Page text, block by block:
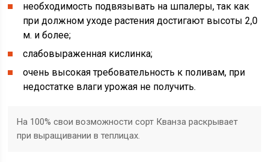
необходимость подвязывать на шпалеры, так как
при должном уходе растения достигают высоты 2,0
м. и более;
слабовыраженная кислинка;
очень высокая требовательность к поливам, при
недостатке влаги урожая не получить.
На 100% свои возможности сорт Кванза раскрывает
при выращивании в теплицах.